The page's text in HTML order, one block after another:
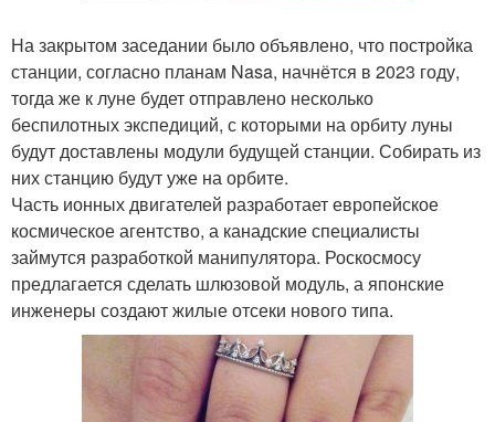
На закрытом заседании было объявлено, что постройка
станции, согласно планам Nasa, начнётся в 2023 году,
тогда же к луне будет отправлено несколько
беспилотных экспедиций, с которыми на орбиту луны
будут доставлены модули будущей станции. Собирать из
них станцию будут уже на орбите.
Часть ионных двигателей разработает европейское
космическое агентство, а канадские специалисты
займутся разработкой манипулятора. Роскосмосу
предлагается сделать шлюзовой модуль, а японские
инженеры создают жилые отсеки нового типа.